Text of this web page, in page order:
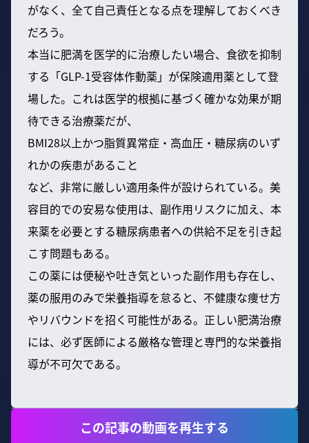
がなく、全て自己責任となる点を理解しておくべき
だろう。
本当に肥満を医学的に治療したい場合、食欲を抑制
する「GLP-1受容体作動薬」が保険適用薬として登
場した。これは医学的根拠に基づく確かな効果が期
待できる治療薬だが、
BMI28以上かつ脂質異常症・高血圧・糖尿病のいず
れかの疾患があること
など、非常に厳しい適用条件が設けられている。美
容目的での安易な使用は、副作用リスクに加え、本
来薬を必要とする糖尿病患者への供給不足を引き起
こす問題もある。
この薬には便秘や吐き気といった副作用も存在し、
薬の服用のみで栄養指導を怠ると、不健康な痩せ方
やリバウンドを招く可能性がある。正しい肥満治療
には、必ず医師による厳格な管理と専門的な栄養指
導が不可欠である。
この記事の動画を再生する